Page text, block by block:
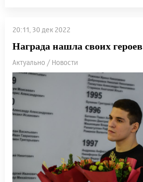
20:11, 30 дек 2022
Награда нашла своих героев
Актуально / Новости